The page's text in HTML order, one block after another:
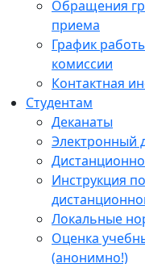
Обращения
приема
График
комиссии
Контактная
Студентам
Деканаты
Электронный
Инструкция
Локальные
Оценка
(анонимно!)